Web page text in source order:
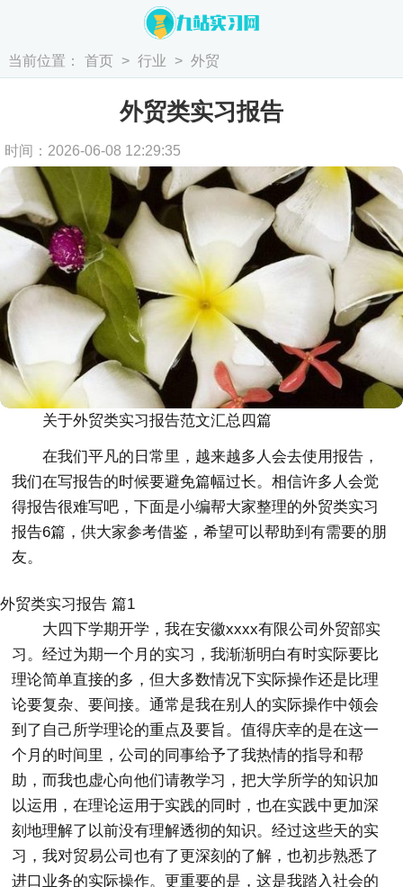
当前位置： 首页 > 行业 > 外贸
外贸类实习报告
时间：2026-06-08 12:29:35
关于外贸类实习报告范文汇总四篇
在我们平凡的日常里，越来越多人会去使用报告，
我们在写报告的时候要避免篇幅过长。相信许多人会觉
得报告很难写吧，下面是小编帮大家整理的外贸类实习
报告6篇，供大家参考借鉴，希望可以帮助到有需要的朋
友。
外贸类实习报告 篇1
大四下学期开学，我在安徽xxxx有限公司外贸部实
习。经过为期一个月的实习，我渐渐明白有时实际要比
理论简单直接的多，但大多数情况下实际操作还是比理
论要复杂、要间接。通常是我在别人的实际操作中领会
到了自己所学理论的重点及要旨。值得庆幸的是在这一
个月的时间里，公司的同事给予了我热情的指导和帮
助，而我也虚心向他们请教学习，把大学所学的知识加
以运用，在理论运用于实践的同时，也在实践中更加深
刻地理解了以前没有理解透彻的知识。经过这些天的实
习，我对贸易公司也有了更深刻的了解，也初步熟悉了
进口业务的实际操作。更重要的是，这是我踏入社会的